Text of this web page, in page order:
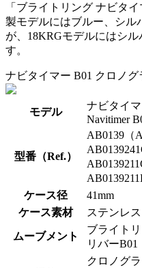
「ブライトリング ナビタ
製モデルにはブルー、シル
が、18KRGモデルにはシ
す。
ナビタイマー B01 クロノグ
モデル
ナビタイ
Navitimer
型番（Ref.）
AB0139（
ケース径
41mm
ケース素材
ステンレ
ムーブメント
ブライト
リバーB01
クロノグ